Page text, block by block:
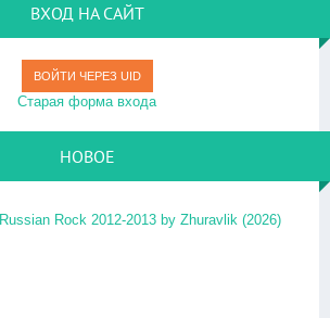
ВХОД НА САЙТ
ВОЙТИ ЧЕРЕЗ UID
Старая форма входа
НОВОЕ
Russian Rock 2012-2013 by Zhuravlik (2026)